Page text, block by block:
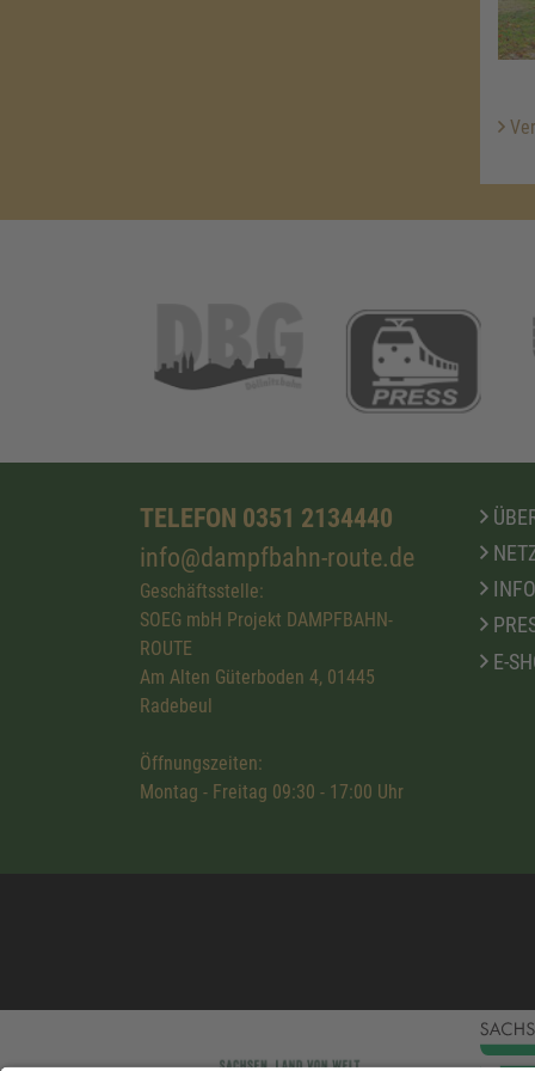
TELEFON 0351 2134440
info@dampfbahn-route.de
Geschäftsstelle:
SOEG mbH Projekt DAMPFBAHN-
ROUTE
Am Alten Güterboden 4, 01445
Radebeul
Öffnungszeiten:
Montag - Freitag 09:30 - 17:00 Uhr
E-